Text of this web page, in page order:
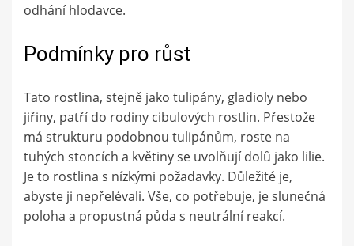
odhání hlodavce.
Podmínky pro růst
Tato rostlina, stejně jako tulipány, gladioly nebo
jiřiny, patří do rodiny cibulových rostlin. Přestože
má strukturu podobnou tulipánům, roste na
tuhých stoncích a květiny se uvolňují dolů jako lilie.
Je to rostlina s nízkými požadavky. Důležité je,
abyste ji nepřelévali. Vše, co potřebuje, je slunečná
poloha a propustná půda s neutrální reakcí.